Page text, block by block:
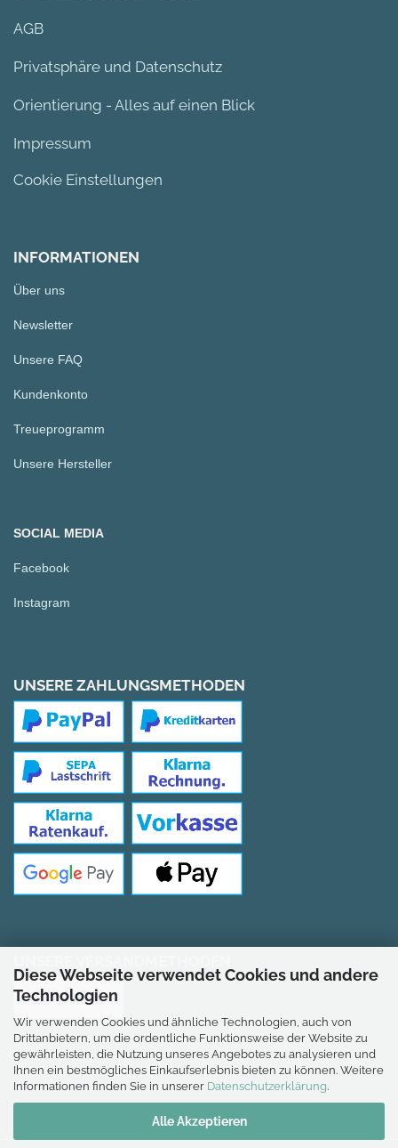
Diese Webseite verwendet Cookies und andere
Technologien
Wir verwenden Cookies und ähnliche Technologien, auch von
Drittanbietern, um die ordentliche Funktionsweise der Website zu
gewährleisten, die Nutzung unseres Angebotes zu analysieren und
Ihnen ein bestmögliches Einkaufserlebnis bieten zu können. Weitere
Informationen finden Sie in unserer Datenschutzerklärung.
Alle Akzeptieren
AGB
Privatsphäre und Datenschutz
Orientierung - Alles auf einen Blick
Impressum
Cookie Einstellungen
INFORMATIONEN
Über uns
Newsletter
Unsere FAQ
Kundenkonto
Treueprogramm
Unsere Hersteller
SOCIAL MEDIA
Facebook
Instagram
UNSERE ZAHLUNGSMETHODEN
*Gilt für Lieferungen nach Deutschland.